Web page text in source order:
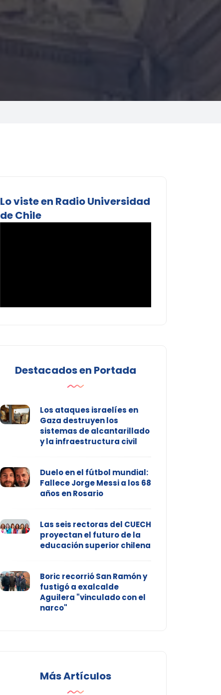
Lo viste en Radio Universidad
de Chile
Destacados en Portada
Los ataques israelíes en
Gaza destruyen los
sistemas de alcantarillado
y la infraestructura civil
Duelo en el fútbol mundial:
Fallece Jorge Messi a los 68
años en Rosario
Las seis rectoras del CUECH
proyectan el futuro de la
educación superior chilena
Boric recorrió San Ramón y
fustigó a exalcalde
Aguilera "vinculado con el
narco"
Más Artículos